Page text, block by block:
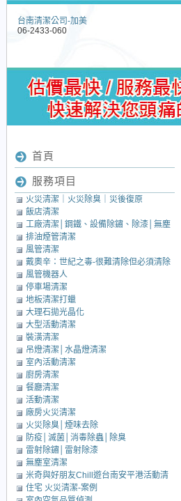
台南清潔公司-加美
06-2433-060
首頁
服務項目
火災清潔｜火災除臭｜災後復原
飯店清潔
工廠清潔│鋼鐵、設備除鏽、除漆│無塵
室清潔│中央廚房清潔
排油煙管清潔
風管清潔
戴奧辛：世紀之毒-很難清除但必須清除
的毒素
風管機器人
停車場清潔
地板清潔打蠟
大理石拋光晶化
大型活動清潔
裝潢清潔
吊燈清潔│水晶燈清潔
室內活動清潔
廚房清潔
餐廳清潔
活動清潔
廠房火災清潔
火災除臭│煙味去除
防疫│滅菌│消毒除蟲│除臭
雷射除鏽│雷射除漆
無塵室清潔
米奇與好朋友Chill遊台南安平港活動清
潔
住宅 火災清潔-案例